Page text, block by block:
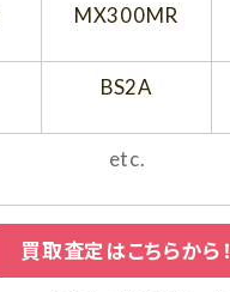
MX300MR
BS2A
etc.
買取査定はこちらから！